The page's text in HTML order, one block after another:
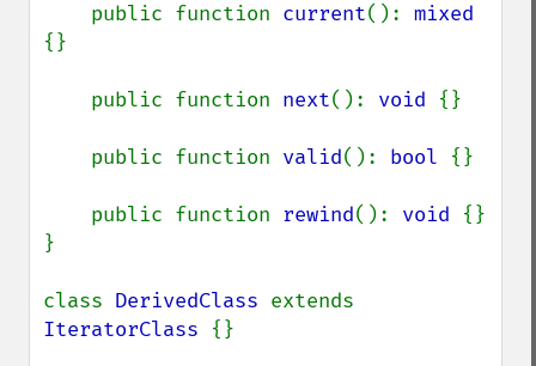
    public function
current():
{}
    public function
next(): void {}
    public function
valid(): bool {}
    public function
rewind(): void {}
}
class DerivedClass
IteratorClass {}